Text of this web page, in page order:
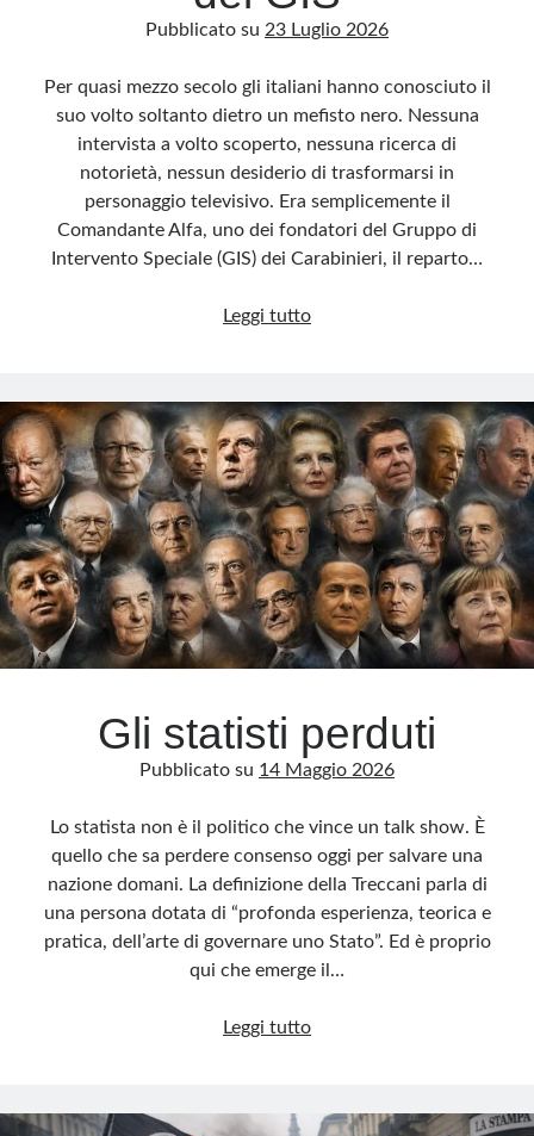
Pubblicato su 23 Luglio 2026
Per quasi mezzo secolo gli italiani hanno conosciuto il
suo volto soltanto dietro un mefisto nero. Nessuna
intervista a volto scoperto, nessuna ricerca di
notorietà, nessun desiderio di trasformarsi in
personaggio televisivo. Era semplicemente il
Comandante Alfa, uno dei fondatori del Gruppo di
Intervento Speciale (GIS) dei Carabinieri, il reparto…
Leggi tuttoComandante
vera
storia
del
guerriero
silenzioso
del
GIS
Gli statisti perduti
Pubblicato su 14 Maggio 2026
Lo statista non è il politico che vince un talk show. È
quello che sa perdere consenso oggi per salvare una
nazione domani. La definizione della Treccani parla di
una persona dotata di “profonda esperienza, teorica e
pratica, dell’arte di governare uno Stato”. Ed è proprio
qui che emerge il…
Leggi tuttoGli